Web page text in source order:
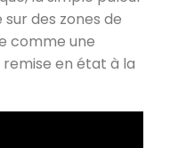
des zones de
comme une
en état à la